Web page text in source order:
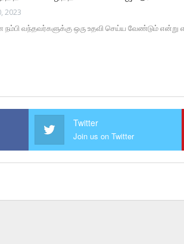
2023
வந்தவர்களுக்கு ஒரு உதவி செய்ய வேண்டும் என்று
Twitter
Join us on Twitter